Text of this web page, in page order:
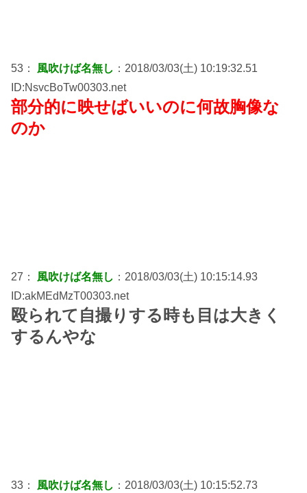
53： 風吹けば名無し ：2018/03/03(土) 10:19:32.51
ID:NsvcBoTw00303.net
部分的に映せばいいのに何故胸像な
のか
27： 風吹けば名無し ：2018/03/03(土) 10:15:14.93
ID:akMEdMzT00303.net
殴られて自撮りする時も目は大きく
するんやな
33： 風吹けば名無し ：2018/03/03(土) 10:15:52.73